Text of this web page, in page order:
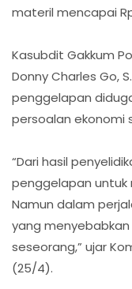
materil mencapai
Kasubdit Gakkum
Donny Charles Go,
penggelapan
persoalan ekonomi
“Dari hasil
penggelapan untuk
Namun dalam
yang
seseorang,” ujar
(25/4).